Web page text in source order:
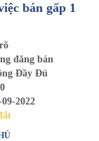
bán gấp 1
đăng bán
Đầy Đủ
09-2022